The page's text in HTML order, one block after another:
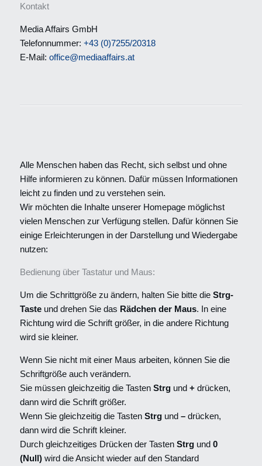
Kontakt
Media Affairs GmbH
Telefonnummer:+43 (0)7255/20318
E-Mail:office@mediaaffairs.at
Alle Menschen haben das Recht, sich selbst und ohne
Hilfe informieren zu können. Dafür müssen Informationen
leicht zu finden und zu verstehen sein.
Wir möchten die Inhalte unserer Homepage möglichst
vielen Menschen zur Verfügung stellen. Dafür können Sie
einige Erleichterungen in der Darstellung und Wiedergabe
nutzen:
Bedienung über Tastatur und Maus:
Um die Schrittgröße zu ändern, halten Sie bitte dieStrg-
Taste und drehen Sie das Rädchen der Maus. In eine
Richtung wird die Schrift größer, in die andere Richtung
wird sie kleiner.
Wenn Sie nicht mit einer Maus arbeiten, können Sie die
Schriftgröße auch verändern.
Sie müssen gleichzeitig die TastenStrg und+ drücken,
dann wird die Schrift größer.
Wenn Sie gleichzeitig die TastenStrg und– drücken,
dann wird die Schrift kleiner.
Durch gleichzeitiges Drücken der TastenStrg und0
(Null) wird die Ansicht wieder auf den Standard